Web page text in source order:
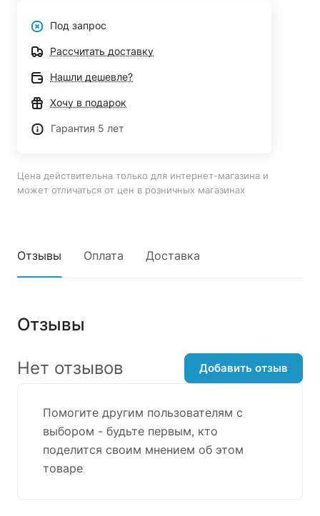
Под запрос
Рассчитать доставку
Нашли дешевле?
Хочу в подарок
Гарантия 5 лет
Цена действительна только для интернет-магазина и
может отличаться от цен в розничных магазинах
Отзывы Оплата Доставка
Отзывы
Помогите другим пользователям с
выбором - будьте первым, кто
поделится своим мнением об этом
товаре
Нет отзывов Добавить отзыв